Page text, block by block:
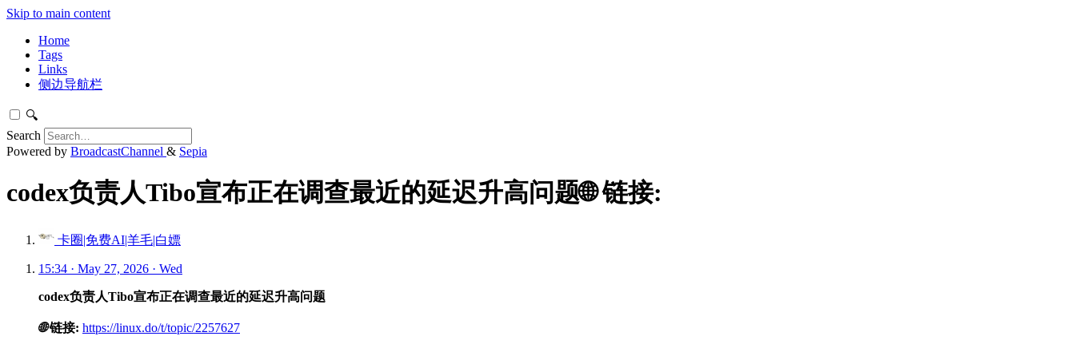
Skip to main content
Home
Tags
Links
侧边导航栏
🔍
Search
Powered by BroadcastChannel & Sepia
codex负责人Tibo宣布正在调查最近的延迟升高问题🌐 链接:
卡圈|免费AI|羊毛|白嫖
15:34 · May 27, 2026 · Wed
codex负责人Tibo宣布正在调查最近的延迟升高问题
🌐 链接: https://linux.do/t/topic/2257627